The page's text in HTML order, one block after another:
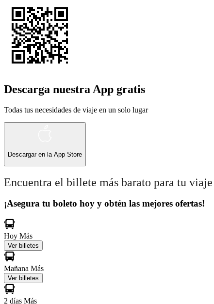
Descarga nuestra App gratis
Todas tus necesidades de viaje en un solo lugar
Descargar en la App Store
Encuentra el billete más barato para tu viaje
¡Asegura tu boleto hoy y obtén las mejores ofertas!
Hoy Más
Ver billetes
Mañana Más
Ver billetes
2 días Más